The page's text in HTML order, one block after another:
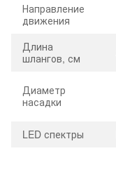
Направление
движения
Длина
шлангов, см
Диаметр
насадки
LED спектры